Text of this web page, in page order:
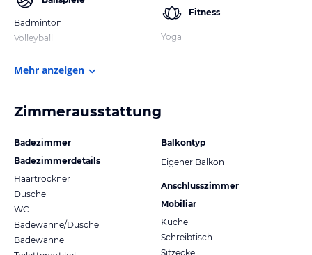
Badminton
Volleyball
Fitness
Yoga
Mehr anzeigen
Zimmerausstattung
Badezimmer
Badezimmerdetails
Haartrockner
Dusche
WC
Badewanne/Dusche
Badewanne
Balkontyp
Eigener Balkon
Anschlusszimmer
Mobiliar
Küche
Schreibtisch
Sitzecke